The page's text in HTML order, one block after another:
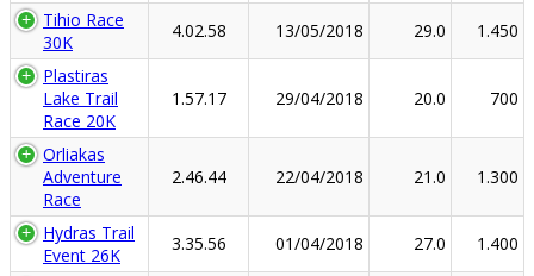
Tihio Race
30K
4.02.58 13/05/2018 29.0
1.450
Plastiras
Lake Trail
Race 20K
1.57.17 29/04/2018 20.0 700
Orliakas
Adventure
Race
2.46.44 22/04/2018 21.0 1.300
Hydras Trail
Event 26K
3.35.56 01/04/2018 27.0
1.400